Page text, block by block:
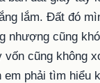
lắm. Đất đó
nhượng cũng
vốn cũng không
em phải tìm hiểu